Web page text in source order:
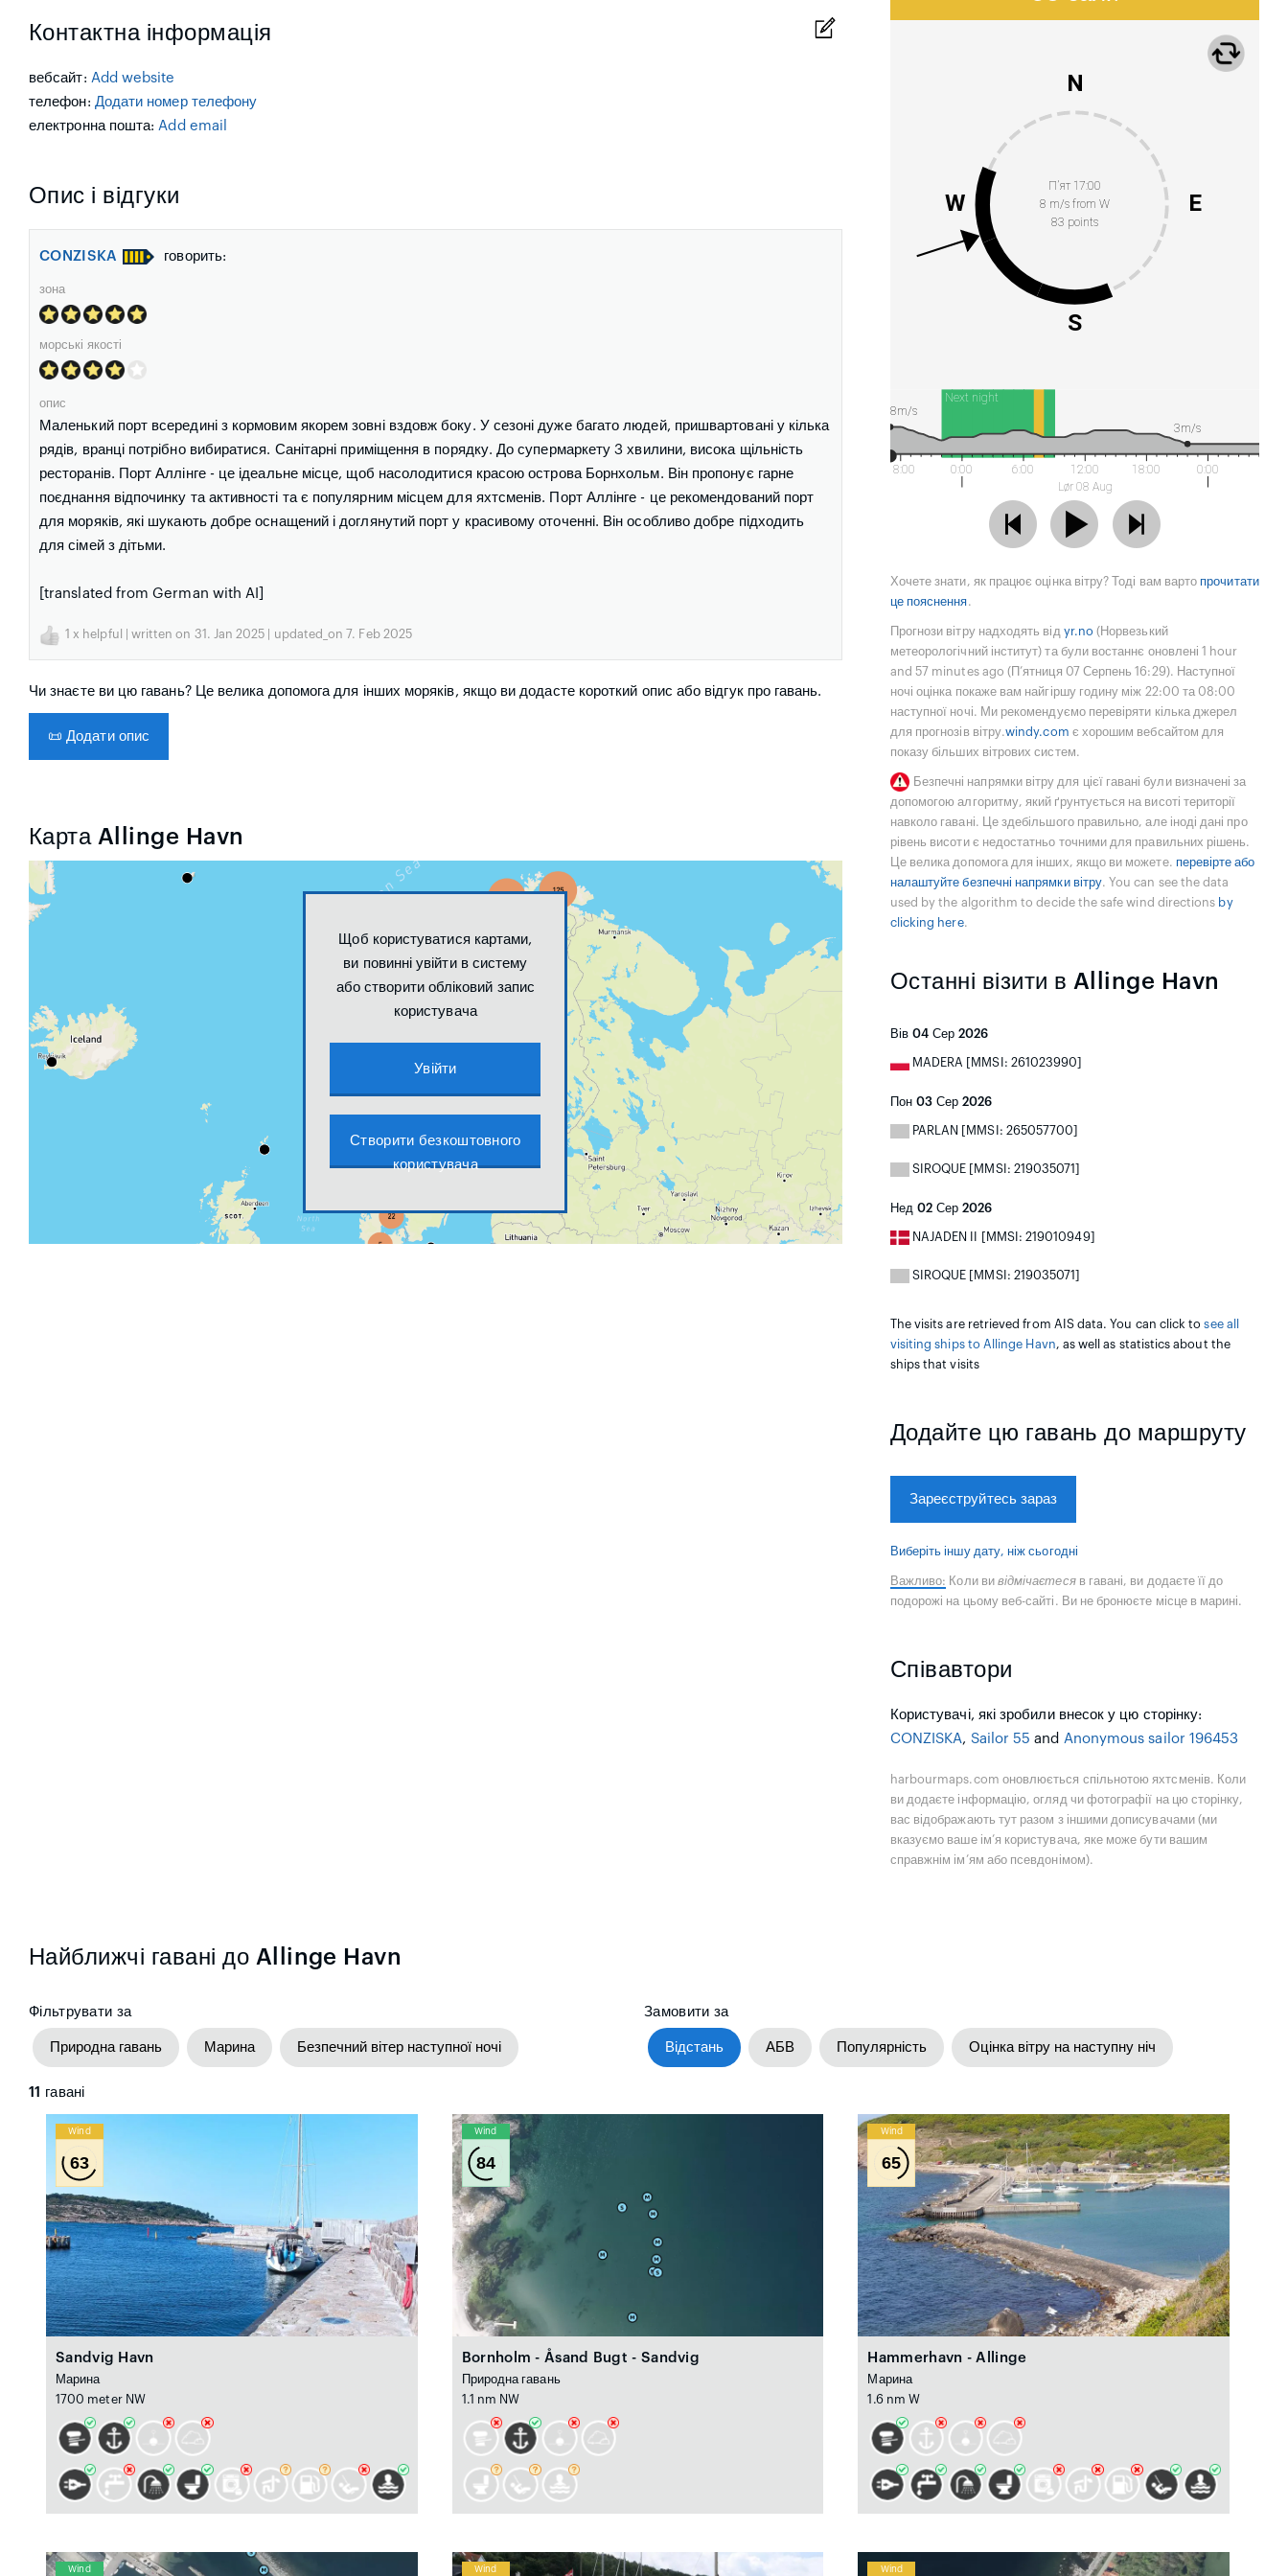
Контактна інформація
вебсайт: Add website
телефон: Додати номер телефону
електронна пошта:Add email
Опис і відгуки
CONZISKA говорить:
зона
морські якості
опис
Маленький порт всередині з кормовим якорем зовні вздовж боку. У сезоні дуже багато людей, пришвартовані у кілька
рядів, вранці потрібно вибиратися. Санітарні приміщення в порядку. До супермаркету 3 хвилини, висока щільність
ресторанів. Порт Аллінге - це ідеальне місце, щоб насолодитися красою острова Борнхольм. Він пропонує гарне
поєднання відпочинку та активності та є популярним місцем для яхтсменів. Порт Аллінге - це рекомендований порт
для моряків, які шукають добре оснащений і доглянутий порт у красивому оточенні. Він особливо добре підходить
для сімей з дітьми.
[translated from German with AI]
1 x helpful | written on 31. Jan 2025 | updated_on 7. Feb 2025
Чи знаєте ви цю гавань? Це велика допомога для інших моряків, якщо ви додасте короткий опис або відгук про гавань.
📜 Додати опис
Карта Allinge Havn
Щоб користуватися картами,
ви повинні увійти в систему
або створити обліковий запис
користувача
Увійти
Створити безкоштовного
користувача
П’ят 17:00
8 m/s from W
83 points
N
E
S
W
Next night
18:00 0:00 6:00
12:00
Lør 08 Aug
18:00 0:00
8m/s
3m/s
Хочете знати, як працює оцінка вітру? Тоді вам варто прочитати
це пояснення.
Прогнози вітру надходять від yr.no (Норвезький
метеорологічний інститут) та були востаннє оновлені 1 hour
and 57 minutes ago (П’ятниця 07 Серпень 16:29). Наступної
ночі оцінка покаже вам найгіршу годину між 22:00 та 08:00
наступної ночі. Ми рекомендуємо перевіряти кілька джерел
для прогнозів вітру.windy.com є хорошим вебсайтом для
показу більших вітрових систем.
Безпечні напрямки вітру для цієї гавані були визначені за
допомогою алгоритму, який ґрунтується на висоті території
навколо гавані. Це здебільшого правильно, але іноді дані про
рівень висоти є недостатньо точними для правильних рішень.
Це велика допомога для інших, якщо ви можете. перевірте або
налаштуйте безпечні напрямки вітру. You can see the data
used by the algorithm to decide the safe wind directions by
clicking here.
Останні візити в Allinge Havn
Вів 04 Сер 2026
MADERA [MMSI: 261023990]
Пон 03 Сер 2026
PARLAN [MMSI: 265057700]
SIROQUE [MMSI: 219035071]
Нед 02 Сер 2026
NAJADEN II [MMSI: 219010949]
SIROQUE [MMSI: 219035071]
The visits are retrieved from AIS data. You can click tosee all
visiting ships to Allinge Havn, as well as statistics about the
ships that visits
Додайте цю гавань до маршруту
Зареєструйтесь зараз
Виберіть іншу дату, ніж сьогодні
Важливо: Коли ви відмічаєтесяв гавані, ви додаєте її до
подорожі на цьому веб-сайті. Ви не бронюєте місце в марині.
Співавтори
Користувачі, які зробили внесок у цю сторінку:
CONZISKA, Sailor 55 and Anonymous sailor 196453
harbourmaps.com оновлюється спільнотою яхтсменів. Коли
ви додаєте інформацію, огляд чи фотографії на цю сторінку,
вас відображають тут разом з іншими дописувачами (ми
вказуємо ваше ім’я користувача, яке може бути вашим
справжнім ім’ям або псевдонімом).
Найближчі гавані до Allinge Havn
Фільтрувати за
Природна гавань Марина Безпечний вітер наступної ночі
Замовити за
Відстань АБВ Популярність Оцінка вітру на наступну ніч
11 гавані
Wind
63
Sandvig Havn
Марина
1700 meter NW
Wind
84
Bornholm - Åsand Bugt - Sandvig
Природна гавань
1.1 nm NW
Wind
65
Hammerhavn - Allinge
Марина
1.6 nm W
Wind Wind Wind